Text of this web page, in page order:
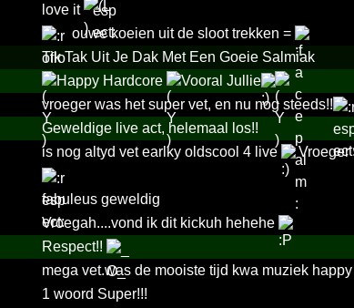
love it
ouwe koeien uit de sloot trekken =
Tik Tak Uit Je Dak Met Een Goeie Salmiak
Happy Hardcore Vooral Jullie
vroeger was het super vet, en nu nog steeds!!
Geweldige live act, helemaal los!!
is nog altyd vet earlky oldscool 4 live Vroeger
fabuleus geweldig
Vroegah....vond ik dit kickuh hehehe
Respect!!
mega vet.was de mooiste tijd kwa muziek
1 woord Super!!!